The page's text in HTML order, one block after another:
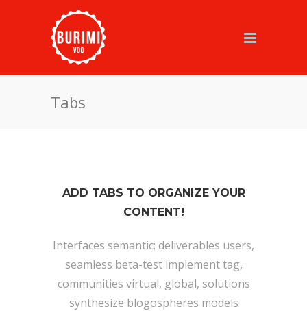
Tabs
ADD TABS TO ORGANIZE YOUR
CONTENT!
Interfaces semantic; deliverables users,
seamless beta-test implement tag,
communities virtual, global, solutions
synthesize blogospheres models